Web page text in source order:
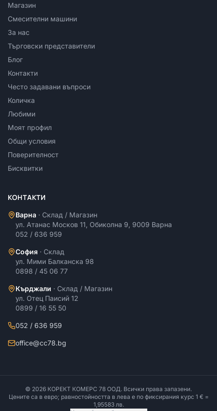
Магазин
Смесителни машини
За нас
Търговски представители
Блог
Контакти
Често задавани въпроси
Количка
Любими
Моят профил
Общи условия
Поверителност
Бисквитки
КОНТАКТИ
Варна · Склад / Магазин
ул. Атанас Москов 11, Обиколна 9, 9009 Варна
052 / 636 959
София · Склад
ул. Мими Балканска 98
0898 / 45 06 77
Кърджали · Склад / Магазин
ул. Отец Паисий 12
0899 / 16 55 50
052 / 636 959
office@cc78.bg
© 2026 КОРЕКТ КОМЕРС 78 ООД. Всички права запазени.
Цените са в евро; равностойността в лева е по фиксирания курс 1 € =
1,95583 лв.